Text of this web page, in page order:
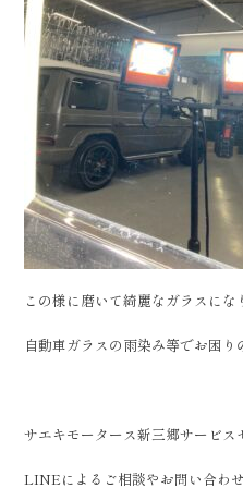
この様に磨いて綺麗なガラスにな
自動車ガラスの雨染み等でお困り
サエキモータース新三郷サービス
LINEによるご相談やお問い合わ